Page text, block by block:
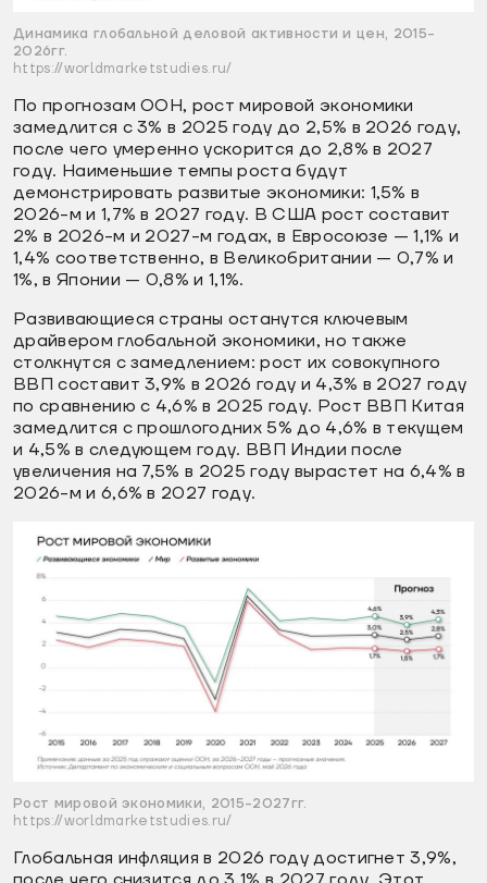
Динамика глобальной деловой активности и цен, 2015-
2026гг.
https://worldmarketstudies.ru/
По прогнозам ООН, рост мировой экономики
замедлится с 3% в 2025 году до 2,5% в 2026 году,
после чего умеренно ускорится до 2,8% в 2027
году. Наименьшие темпы роста будут
демонстрировать развитые экономики: 1,5% в
2026-м и 1,7% в 2027 году. В США рост составит
2% в 2026-м и 2027-м годах, в Евросоюзе — 1,1% и
1,4% соответственно, в Великобритании — 0,7% и
1%, в Японии — 0,8% и 1,1%.
Развивающиеся страны останутся ключевым
драйвером глобальной экономики, но также
столкнутся с замедлением: рост их совокупного
ВВП составит 3,9% в 2026 году и 4,3% в 2027 году
по сравнению с 4,6% в 2025 году. Рост ВВП Китая
замедлится с прошлогодних 5% до 4,6% в текущем
и 4,5% в следующем году. ВВП Индии после
увеличения на 7,5% в 2025 году вырастет на 6,4% в
2026-м и 6,6% в 2027 году.
Рост мировой экономики, 2015-2027гг.
https://worldmarketstudies.ru/
Глобальная инфляция в 2026 году достигнет 3,9%,